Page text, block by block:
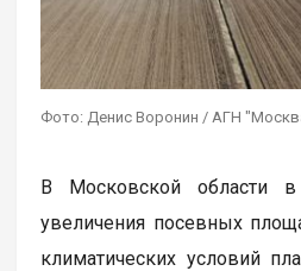
Фото: Денис Воронин / АГН
В Московской области
увеличения посевных
климатических условий